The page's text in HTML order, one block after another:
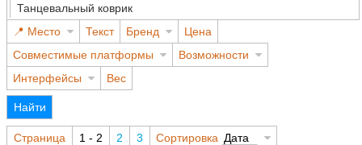
Танцевальный коврик
Место
Текст Бренд
Цена
Совместимые платформы
Возможности
Интерфейсы
Вес
Найти
Страница 1 - 2 2 3 Сортировка Дата